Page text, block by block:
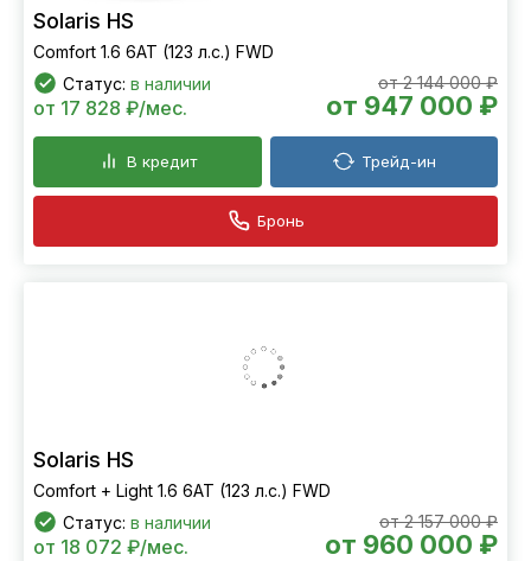
Solaris HS
Comfort 1.6 6AT (123 л.с.) FWD
Статус: в наличии от 2 144 000 ₽
от 947 000 ₽
от 17 828 ₽/мес.
В кредит Трейд-ин
Бронь
Solaris HS
Comfort + Light 1.6 6AT (123 л.с.) FWD
Статус: в наличии от 2 157 000 ₽
от 960 000 ₽
от 18 072 ₽/мес.